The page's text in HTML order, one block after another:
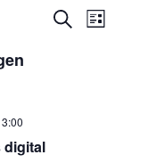
SucheListe
digital